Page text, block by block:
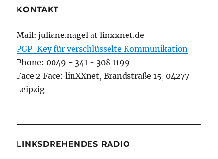
KONTAKT
Mail: juliane.nagel at linxxnet.de
PGP-Key für verschlüsselte Kommunikation
Phone: 0049 - 341 - 308 1199
Face 2 Face: linXXnet, Brandstraße 15, 04277
Leipzig
LINKSDREHENDES RADIO